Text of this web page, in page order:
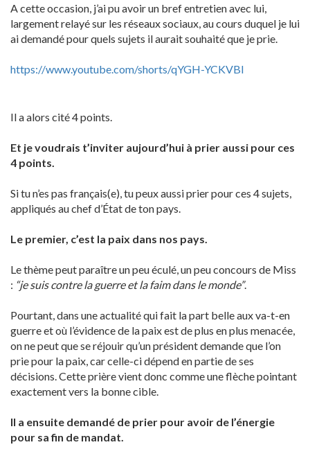
A cette occasion, j’ai pu avoir un bref entretien avec lui,
largement relayé sur les réseaux sociaux, au cours duquel je lui
ai demandé pour quels sujets il aurait souhaité que je prie.
https://www.youtube.com/shorts/qYGH-YCKVBI
Il a alors cité 4 points.
Et je voudrais t’inviter aujourd’hui à prier aussi pour ces
4 points.
Si tu n’es pas français(e), tu peux aussi prier pour ces 4 sujets,
appliqués au chef d’État de ton pays.
Le premier, c’est la paix dans nos pays.
Le thème peut paraître un peu éculé, un peu concours de Miss
: “je suis contre la guerre et la faim dans le monde”.
Pourtant, dans une actualité qui fait la part belle aux va-t-en
guerre et où l’évidence de la paix est de plus en plus menacée,
on ne peut que se réjouir qu’un président demande que l’on
prie pour la paix, car celle-ci dépend en partie de ses
décisions. Cette prière vient donc comme une flèche pointant
exactement vers la bonne cible.
Il a ensuite demandé de prier pour avoir de l’énergie
pour sa fin de mandat.